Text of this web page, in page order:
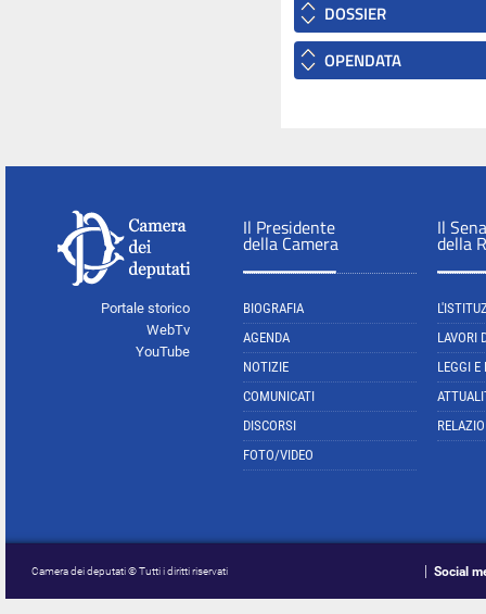
DOSSIER
OPENDATA
Portale storico
WebTv
YouTube
Il Presidente
della Camera
BIOGRAFIA
AGENDA
NOTIZIE
COMUNICATI
DISCORSI
FOTO/VIDEO
Il
della
LAVORI
LEGGI E
Camera dei deputati © Tutti i diritti riservati Social